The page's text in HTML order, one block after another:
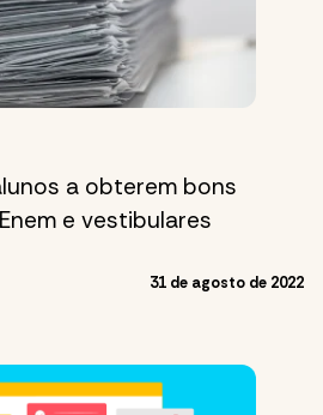
a obterem bons
e vestibulares
31 de agosto de 2022